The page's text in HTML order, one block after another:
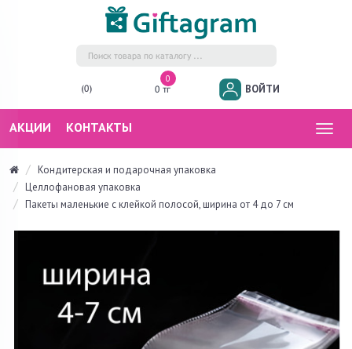
(0)
0
0 тг
ВОЙТИ
АКЦИИ КОНТАКТЫ
Кондитерская и подарочная упаковка
Целлофановая упаковка
Пакеты маленькие с клейкой полосой, ширина от 4 до 7 см